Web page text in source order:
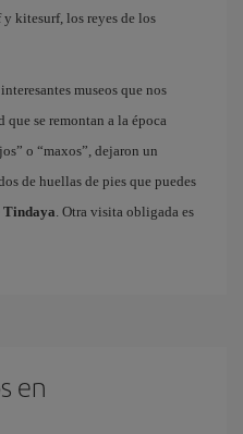
kitesurf, los reyes de los
museos que nos
se remontan a la época
o “maxos”, dejaron un
de huellas de pies que puedes
Tindaya. Otra visita obligada es
en